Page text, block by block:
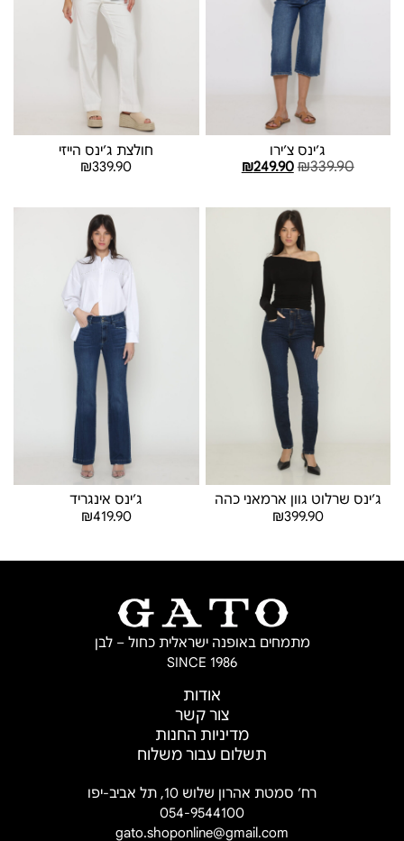
ג׳ינס צ׳ירו
₪339.90
₪249.90
חולצת ג׳ינס הייזי
₪339.90
ג׳ינס שרלוט גוון ארמאני כהה
₪399.90
ג׳ינס אינגריד
₪419.90
מתמחים באופנה ישראלית כחול – לבן
SINCE 1986
אודות
צור קשר
מדיניות החנות
תשלום עבור משלוח
רח’ סמטת אהרון שלוש 10, תל אביב-יפו
054-9544100
gato.shoponline@gmail.com